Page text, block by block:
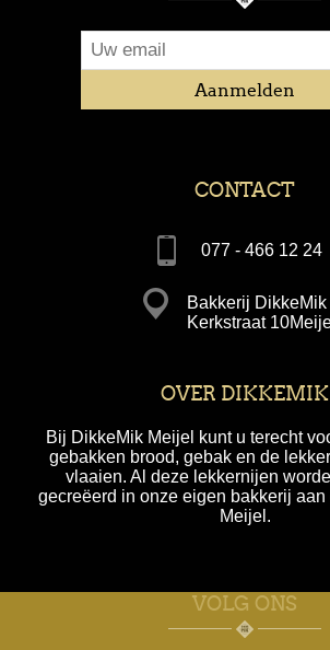
CONTACT
077 - 466 12 24
Bakkerij DikkeMik
Kerkstraat
OVER DIKKEMIK
Bij DikkeMik Meijel kunt u terecht
gebakken brood, gebak en de
vlaaien. Al deze lekkernijen
gecreëerd in onze eigen bakkerij aan
Meijel.
VOLG ONS